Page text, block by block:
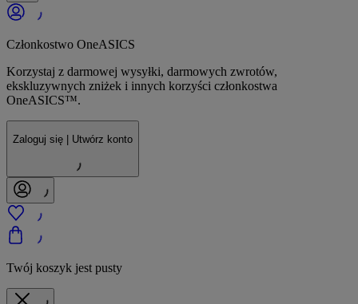
Członkostwo OneASICS
Korzystaj z darmowej wysyłki, darmowych zwrotów,
ekskluzywnych zniżek i innych korzyści członkostwa
OneASICS™.
Zaloguj się | Utwórz konto
Twój koszyk jest pusty